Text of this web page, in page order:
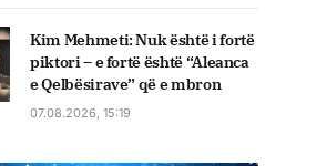
Kim Mehmeti: Nuk është i fortë
piktori – e fortë është “Aleanca
e Qelbësirave” që e mbron
07.08.2026, 15:19